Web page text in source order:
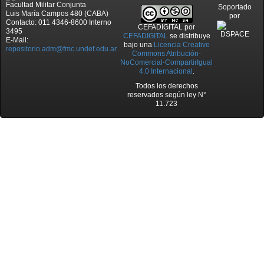
Facultad Militar Conjunta
Luis María Campos 480 (CABA)
Contacto: 011 4346-8600 Interno
3495
E-Mail:
repositorio.adm@fmc.undef.edu.ar
CEFADIGITAL por
CEFADIGITALse distribuye
bajo una Licencia Creative
Commons Atribución-
NoComercial-CompartirIgual
4.0 Internacional .
Todos los derechos
reservados según ley N°
11.723
Soportado
por